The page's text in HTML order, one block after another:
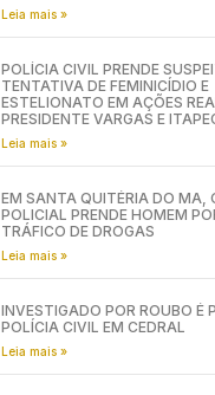
Leia mais »
POLÍCIA CIVIL PRENDE
TENTATIVA DE FEMINICÍDIO E
ESTELIONATO EM AÇÕES
PRESIDENTE VARGAS E
Leia mais »
EM SANTA QUITÉRIA DO MA,
POLICIAL PRENDE HOMEM
TRÁFICO DE DROGAS
Leia mais »
INVESTIGADO POR ROUBO É
POLÍCIA CIVIL EM CEDRAL
Leia mais »